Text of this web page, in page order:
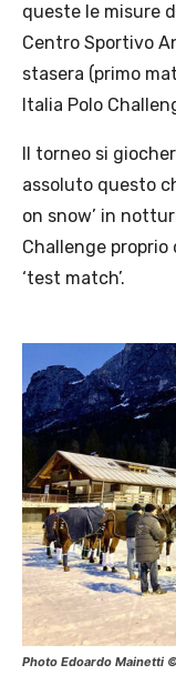
queste le misure
Centro Sportivo
stasera (primo
Italia Polo
Il torneo si
assoluto questo
on snow’ in
Challenge
‘test match’.
Photo Edoardo Mainetti